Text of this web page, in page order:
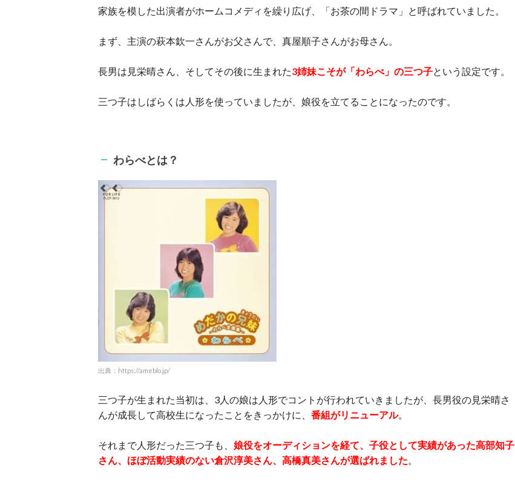
家族を模した出演者がホームコメディを繰り広げ、「お茶の間ドラマ」と呼ばれていました。
まず、主演の萩本欽一さんがお父さんで、真屋順子さんがお母さん。
長男は見栄晴さん、そしてその後に生まれた3姉妹こそが「わらべ」の三つ子という設定です。
三つ子はしばらくは人形を使っていましたが、娘役を立てることになったのです。
わらべとは？
出典：https://ameblo.jp/
三つ子が生まれた当初は、3人の娘は人形でコントが行われていきましたが、長男役の見栄晴さ
んが成長して高校生になったことをきっかけに、 番組がリニューアル。
それまで人形だった三つ子も、 娘役をオーディションを経て、子役として実績があった高部知子
さん、ほぼ活動実績のない倉沢淳美さん、高橋真美さんが選ばれました。